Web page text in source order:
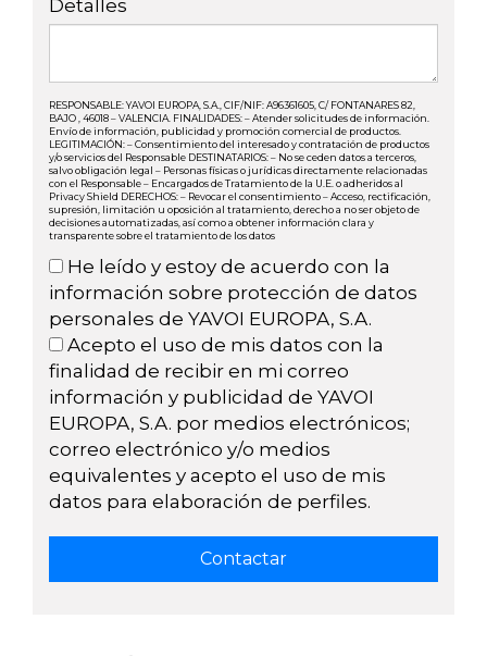
Detalles
RESPONSABLE: YAVOI EUROPA, S.A., CIF/NIF: A96361605, C/ FONTANARES 82,
BAJO , 46018 – VALENCIA. FINALIDADES: – Atender solicitudes de información.
Envío de información, publicidad y promoción comercial de productos.
LEGITIMACIÓN: – Consentimiento del interesado y contratación de productos
y/o servicios del Responsable DESTINATARIOS: – No se ceden datos a terceros,
salvo obligación legal – Personas físicas o jurídicas directamente relacionadas
con el Responsable – Encargados de Tratamiento de la U.E. o adheridos al
Privacy Shield DERECHOS: – Revocar el consentimiento – Acceso, rectificación,
supresión, limitación u oposición al tratamiento, derecho a no ser objeto de
decisiones automatizadas, así como a obtener información clara y
transparente sobre el tratamiento de los datos
He leído y estoy de acuerdo con la
información sobre protección de datos
personales de YAVOI EUROPA, S.A.
Acepto el uso de mis datos con la
finalidad de recibir en mi correo
información y publicidad de YAVOI
EUROPA, S.A. por medios electrónicos;
correo electrónico y/o medios
equivalentes y acepto el uso de mis
datos para elaboración de perfiles.